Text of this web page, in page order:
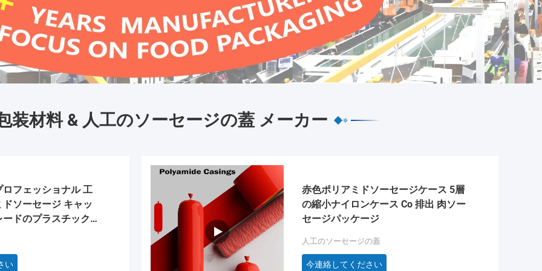
装材料 & 人工のソーセージの蓋 メーカー
フェッショナル 工
ソーセージ キャッ
ドのプラスチック
い
赤色ポリアミドソーセージケース 5層
の縮小ナイロンケース Co 排出 肉ソー
セージパッケージ
人工のソーセージの蓋
今連絡してください